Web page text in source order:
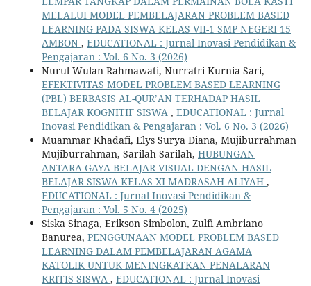
MELALUI MODEL PEMBELAJARAN PROBLEM BASED
LEARNING PADA SISWA KELAS VII-1 SMP NEGERI 15
AMBON , EDUCATIONAL : Jurnal Inovasi Pendidikan &
Pengajaran : Vol. 6 No. 3 (2026)
Nurul Wulan Rahmawati, Nurratri Kurnia Sari,
EFEKTIVITAS MODEL PROBLEM BASED LEARNING
(PBL) BERBASIS AL-QUR’AN TERHADAP HASIL
BELAJAR KOGNITIF SISWA , EDUCATIONAL : Jurnal
Inovasi Pendidikan & Pengajaran : Vol. 6 No. 3 (2026)
Muammar Khadafi, Elys Surya Diana, Mujiburrahman
Mujiburrahman, Sarilah Sarilah, HUBUNGAN
ANTARA GAYA BELAJAR VISUAL DENGAN HASIL
BELAJAR SISWA KELAS XI MADRASAH ALIYAH ,
EDUCATIONAL : Jurnal Inovasi Pendidikan &
Pengajaran : Vol. 5 No. 4 (2025)
Siska Sinaga, Erikson Simbolon, Zulfi Ambriano
Banurea, PENGGUNAAN MODEL PROBLEM BASED
LEARNING DALAM PEMBELAJARAN AGAMA
KATOLIK UNTUK MENINGKATKAN PENALARAN
KRITIS SISWA , EDUCATIONAL : Jurnal Inovasi